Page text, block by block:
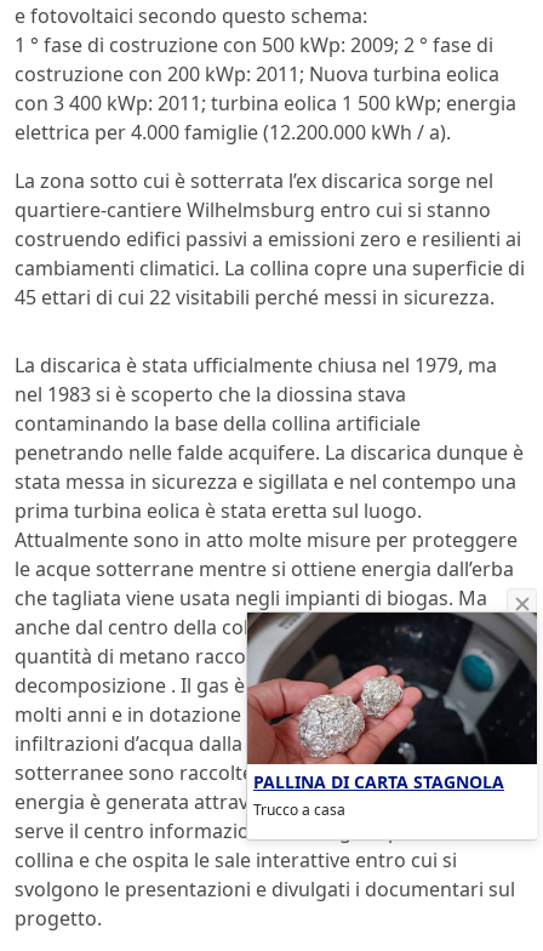
e fotovoltaici secondo questo schema:
1 ° fase di costruzione con 500 kWp: 2009; 2 ° fase di
costruzione con 200 kWp: 2011; Nuova turbina eolica
con 3 400 kWp: 2011; turbina eolica 1 500 kWp; energia
elettrica per 4.000 famiglie (12.200.000 kWh / a).
La zona sotto cui è sotterrata l’ex discarica sorge nel
quartiere-cantiere Wilhelmsburg entro cui si stanno
costruendo edifici passivi a emissioni zero e resilienti ai
cambiamenti climatici. La collina copre una superficie di
45 ettari di cui 22 visitabili perché messi in sicurezza.
La discarica è stata ufficialmente chiusa nel 1979, ma
nel 1983 si è scoperto che la diossina stava
contaminando la base della collina artificiale
penetrando nelle falde acquifere. La discarica dunque è
stata messa in sicurezza e sigillata e nel contempo una
prima turbina eolica è stata eretta sul luogo.
Attualmente sono in atto molte misure per proteggere
le acque sotterrane mentre si ottiene energia dall’erba
che tagliata viene usata negli impianti di biogas. Ma
anche dal centro della collina si ottengono interessanti
quantità di metano raccolto per effetto della
decomposizione . Il gas è sistematicamente raccolto da
molti anni e in dotazione alla vicina Aurubis AG. Le
infiltrazioni d’acqua dalla discarica e delle acque
sotterranee sono raccolte, purificate e smaltite. Altra
energia è generata attraverso una pompa di calore che
serve il centro informazioni che sorge ai piedi della
collina e che ospita le sale interattive entro cui si
svolgono le presentazioni e divulgati i documentari sul
progetto.
PALLINA DI CARTA STAGNOLA
Trucco a casa